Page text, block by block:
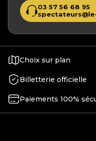
03 57 56 68 95
Choix sur plan
Billetterie officielle
Paiements 100%